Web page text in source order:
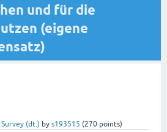
und für die
(eigene
Survey (dt.) by s193515 (270 points)